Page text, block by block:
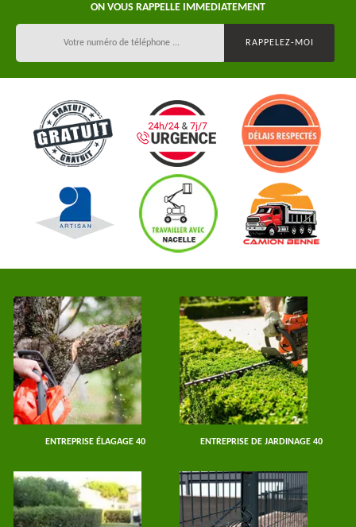
ON VOUS RAPPELLE IMMEDIATEMENT
ENTREPRISE ÉLAGAGE 40 ENTREPRISE DE JARDINAGE 40